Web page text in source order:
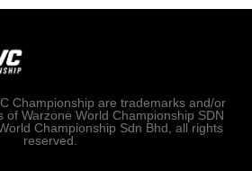
Championship are trademarks and/or
of Warzone World Championship SDN
Championship Sdn Bhd, all rights
reserved.